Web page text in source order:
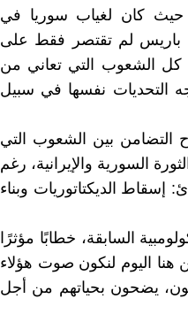
كان لغياب سوريا في
باريس لم تقتصر فقط على
كل الشعوب التي تعاني من
التحديات نفسها في سبيل
التضامن بين الشعوب التي
السورية والإيرانية، رغم
إسقاط الديكتاتوريات وبناء
السابقة، خطابًا مؤثرًا
هنا اليوم لنكون صوت هؤلاء
يضحون بحياتهم من أجل